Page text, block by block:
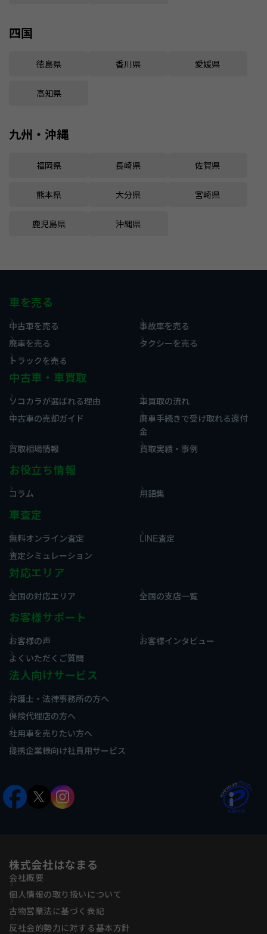
四国
徳島県 香川県 愛媛県
高知県
九州・沖縄
福岡県 長崎県 佐賀県
熊本県 大分県 宮崎県
鹿児島県 沖縄県
車を売る
中古車を売る
事故車を売る
廃車を売る
タクシーを売る
トラックを売る
中古車・車買取
ソコカラが選ばれる理由
車買取の流れ
中古車の売却ガイド
廃車手続きで受け取れる還付
金
買取相場情報
買取実績・事例
お役立ち情報
コラム 用語集
車査定
無料オンライン査定
LINE査定
査定シミュレーション
対応エリア
全国の対応エリア 全国の支店一覧
お客様サポート
お客様の声
お客様インタビュー
よくいただくご質問
法人向けサービス
弁護士・法律事務所の方へ
保険代理店の方へ
社用車を売りたい方へ
提携企業様向け社員用サービス
株式会社はなまる
会社概要
個人情報の取り扱いについて
古物営業法に基づく表記
反社会的勢力に対する基本方針